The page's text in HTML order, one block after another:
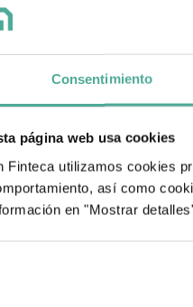
Consentimiento
página web usa cookies
Finteca utilizamos cookies
así como
en "Mostrar
de búsqueda de financiación
o vivienda saludable?
2013 en Estados Unidos. Se
Es decir, es una tendencia
sobre todo en viviendas,
aire, el agua, la
en poner al ser humano en el
¿Qué elementos la
wellness real estate, esta